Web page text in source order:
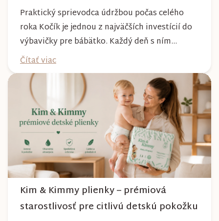
Praktický sprievodca údržbou počas celého
roka Kočík je jednou z najväčších investícií do
výbavičky pre bábätko. Každý deň s ním
absolvujete prechádzky po meste, v parkoch,
na lesných chodníkoch aj počas nepriaznivého
počasia. Pravidelnou starostlivosťou si však
môžete byť istí, že vám bude spoľahlivo slúžiť
dlhé roky a zachová si svoj krásny vzhľ...
Čítať viac
Kim & Kimmy plienky – prémiová
starostlivosť pre citlivú detskú pokožku